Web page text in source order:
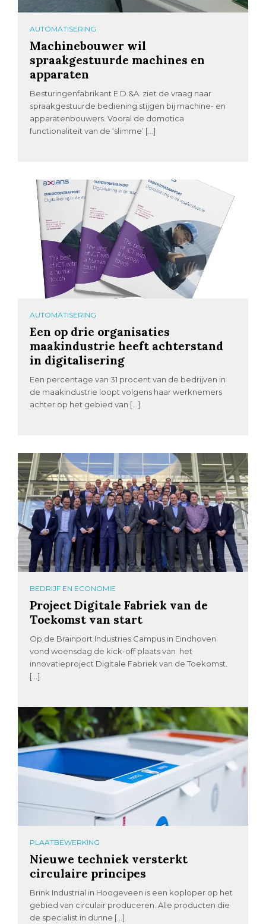
AUTOMATISERING
Machinebouwer wil
spraakgestuurde machines en
apparaten
Besturingenfabrikant E.D.&A. ziet de vraag naar
spraakgestuurde bediening stijgen bij machine- en
apparatenbouwers. Vooral de domotica
functionaliteit van de ‘slimme’ […]
AUTOMATISERING
Een op drie organisaties
maakindustrie heeft achterstand
in digitalisering
Een percentage van 31 procent van de bedrijven in
de maakindustrie loopt volgens haar werknemers
achter op het gebied van […]
BEDRIJF EN ECONOMIE
Project Digitale Fabriek van de
Toekomst van start
Op de Brainport Industries Campus in Eindhoven
vond woensdag de kick-off plaats van het
innovatieproject Digitale Fabriek van de Toekomst.
[…]
PLAATBEWERKING
Nieuwe techniek versterkt
circulaire principes
Brink Industrial in Hoogeveen is een koploper op het
gebied van circulair produceren. Alle producten die
de specialist in dunne […]